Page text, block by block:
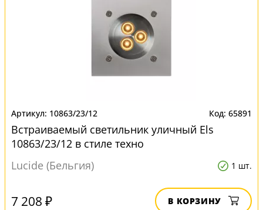
10863/23/12 65891
Встраиваемый светильник уличный Els
10863/23/12 в стиле техно
Lucide (Бельгия)
1 шт.
7 208 ₽ В КОРЗИНУ